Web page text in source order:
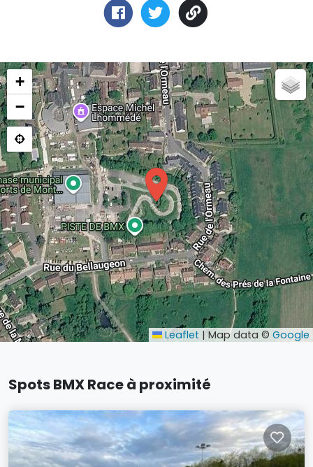
+
−
Leaflet |Map data © Google
Spots BMX Race à proximité